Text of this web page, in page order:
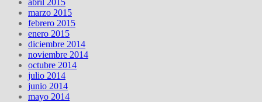
marzo 2015
febrero 2015
enero 2015
diciembre 2014
noviembre 2014
octubre 2014
julio 2014
junio 2014
mayo 2014